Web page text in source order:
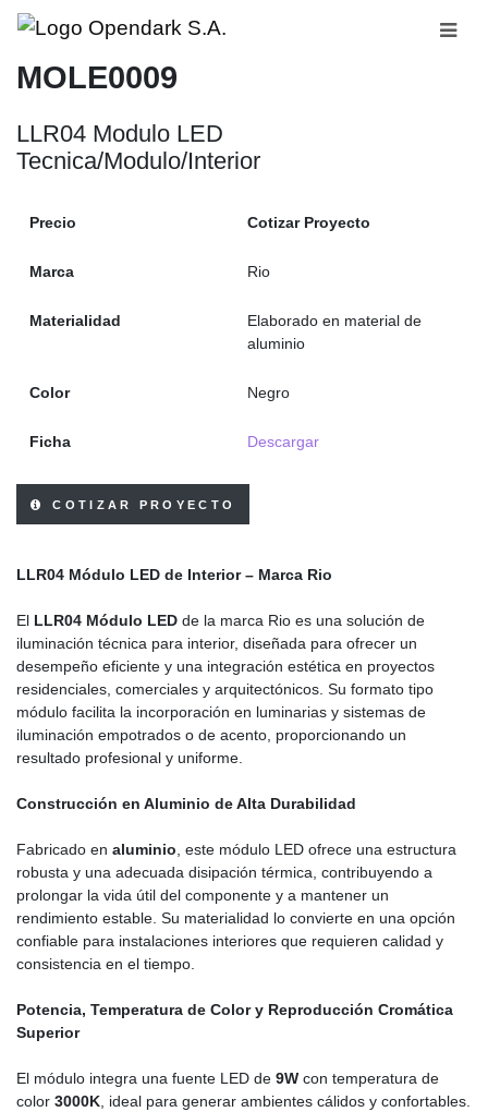
MOLE0009
LLR04 Modulo LED
Tecnica/Modulo/Interior
Precio Cotizar Proyecto
Marca Rio
Materialidad
Elaborado en material de
aluminio
Color Negro
Ficha Descargar
COTIZAR PROYECTO
LLR04 Módulo LED de Interior – Marca Rio
El LLR04 Módulo LED de la marca Rio es una solución de
iluminación técnica para interior, diseñada para ofrecer un
desempeño eficiente y una integración estética en proyectos
residenciales, comerciales y arquitectónicos. Su formato tipo
módulo facilita la incorporación en luminarias y sistemas de
iluminación empotrados o de acento, proporcionando un
resultado profesional y uniforme.
Construcción en Aluminio de Alta Durabilidad
Fabricado en aluminio , este módulo LED ofrece una estructura
robusta y una adecuada disipación térmica, contribuyendo a
prolongar la vida útil del componente y a mantener un
rendimiento estable. Su materialidad lo convierte en una opción
confiable para instalaciones interiores que requieren calidad y
consistencia en el tiempo.
Potencia, Temperatura de Color y Reproducción Cromática
Superior
El módulo integra una fuente LED de 9W con temperatura de
color 3000K , ideal para generar ambientes cálidos y confortables.